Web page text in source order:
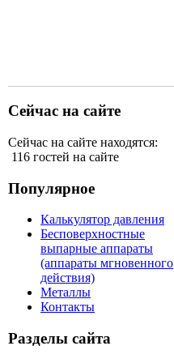
Сейчас на сайте
Сейчас на сайте находятся:
116 гостей на сайте
Популярное
Калькулятор давления
Бесповерхностные
выпарные аппараты
(аппараты мгновенного
действия)
Металлы
Контакты
Разделы сайта